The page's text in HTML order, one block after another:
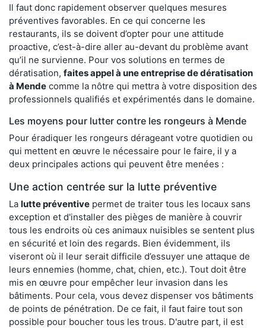
Il faut donc rapidement observer quelques mesures
préventives favorables. En ce qui concerne les
restaurants, ils se doivent d’opter pour une attitude
proactive, c’est-à-dire aller au-devant du problème avant
qu’il ne survienne. Pour vos solutions en termes de
dératisation, faites appel à une entreprise de dératisation
à Mende comme la nôtre qui mettra à votre disposition des
professionnels qualifiés et expérimentés dans le domaine.
Les moyens pour lutter contre les rongeurs à Mende
Pour éradiquer les rongeurs dérageant votre quotidien ou
qui mettent en œuvre le nécessaire pour le faire, il y a
deux principales actions qui peuvent être menées :
Une action centrée sur la lutte préventive
La lutte préventive permet de traiter tous les locaux sans
exception et d'installer des pièges de manière à couvrir
tous les endroits où ces animaux nuisibles se sentent plus
en sécurité et loin des regards. Bien évidemment, ils
viseront où il leur serait difficile d’essuyer une attaque de
leurs ennemies (homme, chat, chien, etc.). Tout doit être
mis en œuvre pour empêcher leur invasion dans les
bâtiments. Pour cela, vous devez dispenser vos bâtiments
de points de pénétration. De ce fait, il faut faire tout son
possible pour boucher tous les trous. D'autre part, il est